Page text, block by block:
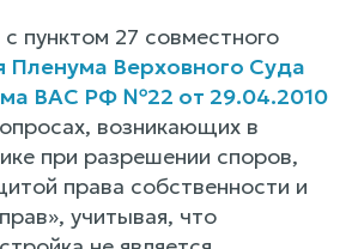
пунктом 27 совместного
Пленума Верховного Суда
ВАС РФ №22 от 29.04.2010
возникающих в
при разрешении споров,
права собственности и
учитывая, что